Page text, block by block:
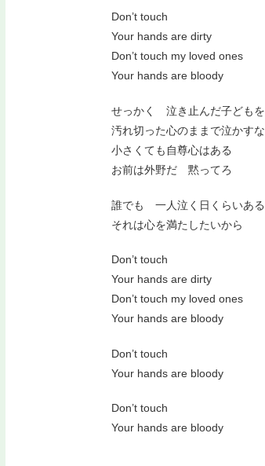
Don’t touch
Your hands are dirty
Don’t touch my loved ones
Your hands are bloody
せっかく 泣き止んだ子どもを
汚れ切った心のままで泣かすな
小さくても自尊心はある
お前は外野だ 黙ってろ
誰でも 一人泣く日くらいある
それは心を満たしたいから
Don’t touch
Your hands are dirty
Don’t touch my loved ones
Your hands are bloody
Don’t touch
Your hands are bloody
Don’t touch
Your hands are bloody